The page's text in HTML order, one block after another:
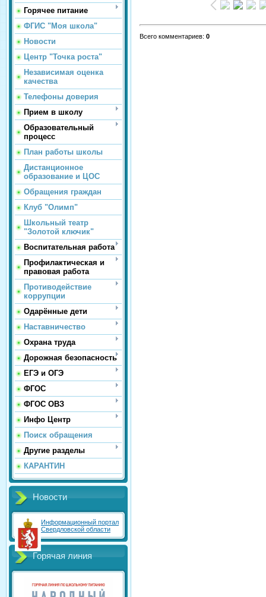
Горячее питание
ФГИС "Моя школа"
Новости
Центр "Точка роста"
Независимая оценка
качества
Телефоны доверия
Прием в школу
Образовательный
процесс
План работы школы
Дистанционное
образование и ЦОС
Обращения граждан
Клуб "Олимп"
Школьный театр
"Золотой ключик"
Воспитательная работа
Профилактическая и
правовая работа
Противодействие
коррупции
Одарённые дети
Наставничество
Охрана труда
Дорожная безопасность
ЕГЭ и ОГЭ
ФГОС
ФГОС ОВЗ
Инфо Центр
Поиск обращения
Другие разделы
КАРАНТИН
Новости
Информационный портал
Свердловской области
Горячая линия
Всего комментариев: 0